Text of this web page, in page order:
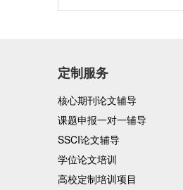
定制服务
核心期刊论文辅导
课题申报一对一辅导
SSCI论文辅导
学位论文培训
高校定制培训项目